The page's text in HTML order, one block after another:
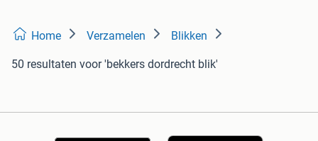
Home Verzamelen Blikken
50 resultaten voor 'bekkers dordrecht blik'